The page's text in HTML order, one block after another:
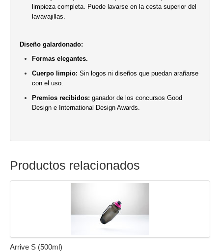
limpieza completa. Puede lavarse en la cesta superior del
lavavajillas.
Diseño galardonado:
Formas elegantes.
Cuerpo limpio: Sin logos ni diseños que puedan arañarse
con el uso.
Premios recibidos: ganador de los concursos Good
Design e International Design Awards.
Productos relacionados
Arrive S (500ml)